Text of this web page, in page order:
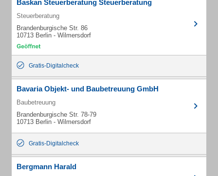
Baskan Steuerberatung Steuerberatung
Steuerberatung
Brandenburgische Str. 86
10713 Berlin - Wilmersdorf
Gratis-Digitalcheck
Bavaria Objekt- und Baubetreuung GmbH
Baubetreuung
Brandenburgische Str. 78-79
10713 Berlin - Wilmersdorf
Gratis-Digitalcheck
Bergmann Harald